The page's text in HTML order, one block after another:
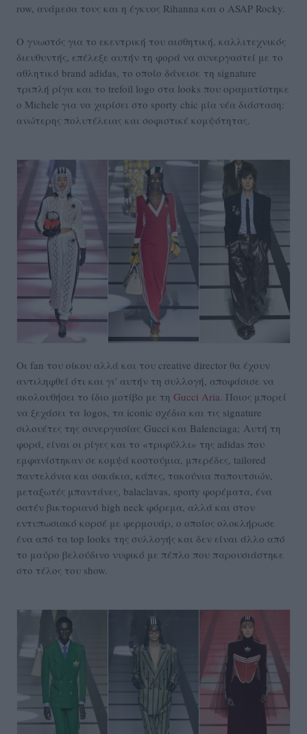
row, ανάμεσα τους και η έγκυος Rihanna και ο ASAP Rocky.
Ο γνωστός για το εκεντρική του αισθητική, καλλιτεχνικός
διευθυντής, επέλεξε αυτήν τη φορά να συνεργαστεί με το
αθλητικό brand adidas, το οποίο δάνεισε τη signature
τριπλή ρίγα και το trefoil logo στα looks που οραματίστηκε
ο Michele για να χαρίσει στο sporty chic μία νέα διάσταση:
ανώτερης πολυτέλειας και σοφιστικέ κομψότητας.
Οι fan του οίκου αλλά και του creative director θα έχουν
αντιληφθεί ότι και γι' αυτήν τη συλλογή, αποφάσισε να
ακολουθήσει το ίδιο μοτίβο με τη Gucci Aria . Ποιος μπορεί
να ξεχάσει τα logos, τα iconic σχέδια και τις signature
σιλουέτες της συνεργασίας Gucci και Balenciaga; Αυτή τη
φορά, είναι οι ρίγες και το «τριφύλλι» της adidas που
εμφανίστηκαν σε κομψά κοστούμια, μπερέδες, tailored
παντελόνια και σακάκια, κάπες, τακούνια παπουτσιών,
μεταξωτές μπαντάνες, balaclavas, sporty φορέματα, ένα
σατέν βικτοριανό high neck φόρεμα, αλλά και στον
εντυπωσιακό κορσέ με φερμουάρ, ο οποίος ολοκλήρωσε
ένα από τα top looks της συλλογής και δεν είναι άλλο από
το μαύρο βελούδινο νυφικό με πέπλο που παρουσιάστηκε
στο τέλος του show.